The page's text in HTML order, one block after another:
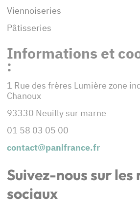
Viennoiseries
Pâtisseries
Informations et
:
1 Rue des frères Lumière zone
Chanoux
93330 Neuilly sur marne
01 58 03 05 00
contact@panifrance.fr
Suivez-nous sur les
sociaux